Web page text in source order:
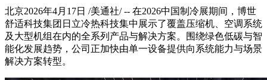
北京2026年4月17日 /美通社/ -- 在2026中国制冷展期间，博世
舒适科技集团日立冷热科技集中展示了覆盖压缩机、空调系统
及大型机组在内的全系列产品与解决方案。围绕绿色低碳与智
能化发展趋势，公司正加快由单一设备提供向系统能力与场景
解决方案转型。